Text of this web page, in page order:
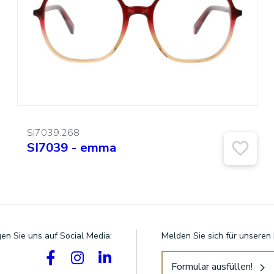
SI7039.268
SI7039 - emma
Sie uns auf Social Media: Melden Sie sich für
Formular ausfüllen!